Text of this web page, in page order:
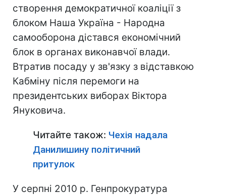
створення демократичної коаліції з
блоком Наша Україна - Народна
самооборона дістався економічний
блок в органах виконавчої влади.
Втратив посаду у зв'язку з відставкою
Кабміну після перемоги на
президентських виборах Віктора
Януковича.
Читайте також: Чехія надала
Данилишину політичний
притулок
У серпні 2010 р. Генпрокуратура